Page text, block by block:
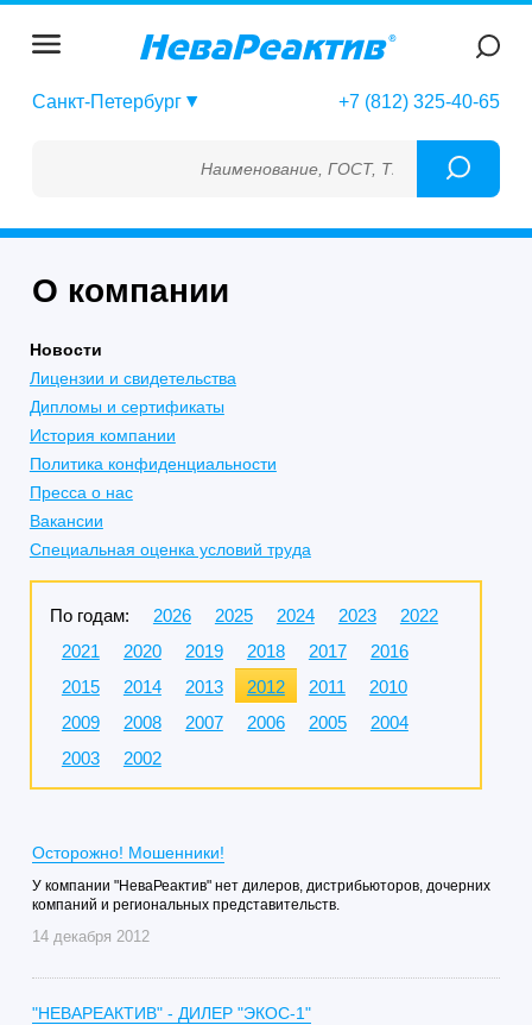
Санкт-Петербург +7 (812) 325-40-65
Наименование, ГОСТ, ТУ, ГСО, МСО,
О компании
Новости
Лицензии и свидетельства
Дипломы и сертификаты
История компании
Политика конфиденциальности
Пресса о нас
Вакансии
Специальная оценка условий труда
По годам: 2026 2025 2024 2023
2022
2021
2020 2019 2018 2017
2016
2015
2014 2013 2012 2011
2010
2009
2008 2007 2006 2005
2004
2003
2002
Осторожно! Мошенники!
У компании "НеваРеактив" нет дилеров, дистрибьюторов, дочерних
компаний и региональных представительств.
14 декабря 2012
"НЕВАРЕАКТИВ" - ДИЛЕР "ЭКОС-1"